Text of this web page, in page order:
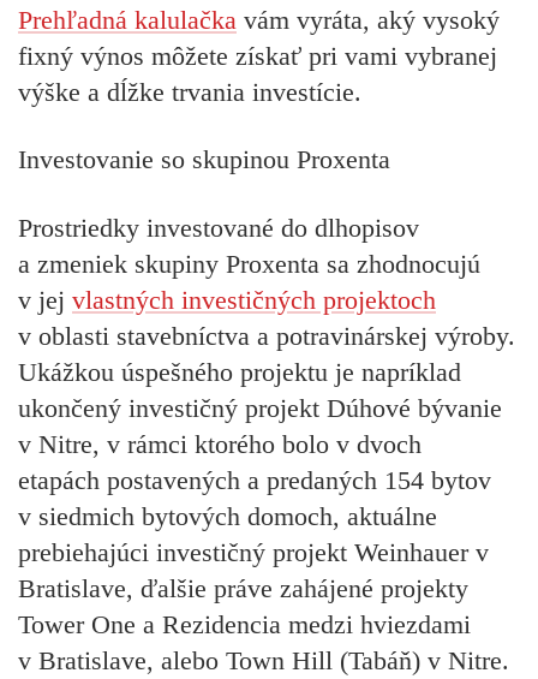
Prehľadná kalulačka vám vyráta, aký vysoký
fixný výnos môžete získať pri vami vybranej
výške a dĺžke trvania investície.
Investovanie so skupinou Proxenta
Prostriedky investované do dlhopisov
a zmeniek skupiny Proxenta sa zhodnocujú
v jej vlastných investičných projektoch
v oblasti stavebníctva a potravinárskej výroby.
Ukážkou úspešného projektu je napríklad
ukončený investičný projekt Dúhové bývanie
v Nitre, v rámci ktorého bolo v dvoch
etapách postavených a predaných 154 bytov
v siedmich bytových domoch, aktuálne
prebiehajúci investičný projekt Weinhauer v
Bratislave, ďalšie práve zahájené projekty
Tower One a Rezidencia medzi hviezdami
v Bratislave, alebo Town Hill (Tabáň) v Nitre.